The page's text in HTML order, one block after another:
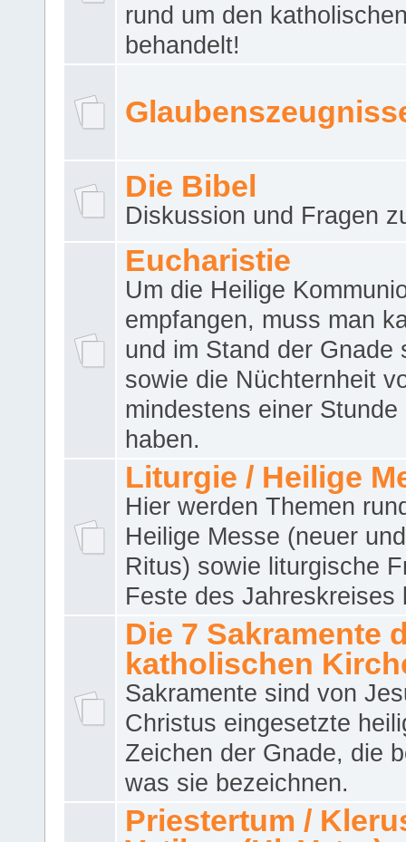
rund um den
behandelt!
Die Bibel
Diskussion und Fragen
Eucharistie
Um die Heilige
empfangen, muss man
und im Stand der Gnade
sowie die Nüchternheit
mindestens einer Stunde
haben.
Liturgie / Heilige
Hier werden Themen
Heilige Messe (neuer
Ritus) sowie liturgische
Feste des Jahreskreises
Die 7 Sakramente
katholischen
Sakramente sind von
Christus eingesetzte
Zeichen der Gnade, die
was sie bezeichnen.
Priestertum /